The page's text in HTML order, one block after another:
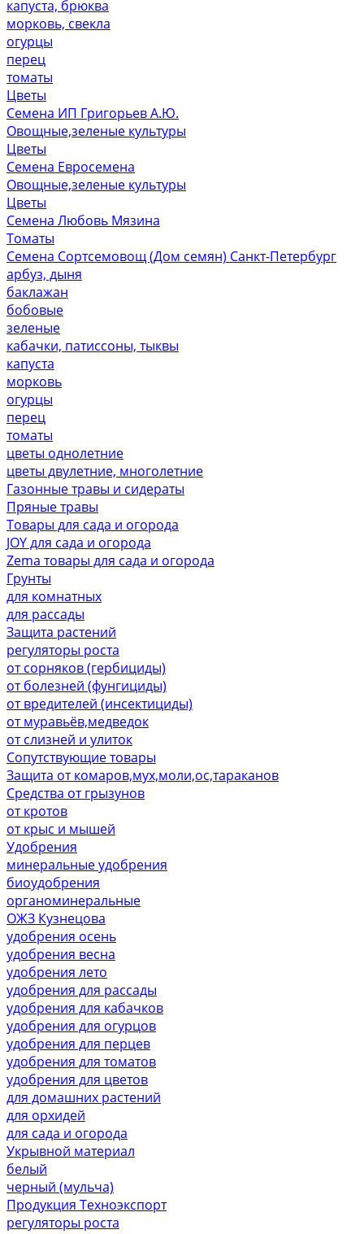
капуста, брюква
морковь, свекла
огурцы
перец
томаты
Цветы
Семена ИП Григорьев А.Ю.
Овощные,зеленые культуры
Цветы
Семена Евросемена
Овощные,зеленые культуры
Цветы
Семена Любовь Мязина
Томаты
Семена Сортсемовощ (Дом семян) Санкт-Петербург
арбуз, дыня
баклажан
бобовые
зеленые
кабачки, патиссоны, тыквы
капуста
морковь
огурцы
перец
томаты
цветы однолетние
цветы двулетние, многолетние
Газонные травы и сидераты
Пряные травы
Товары для сада и огорода
JOY для сада и огорода
Zema товары для сада и огорода
Грунты
для комнатных
для рассады
Защита растений
регуляторы роста
от сорняков (гербициды)
от болезней (фунгициды)
от вредителей (инсектициды)
от муравьёв,медведок
от слизней и улиток
Сопутствующие товары
Защита от комаров,мух,моли,ос,тараканов
Средства от грызунов
от кротов
от крыс и мышей
Удобрения
минеральные удобрения
биоудобрения
органоминеральные
ОЖЗ Кузнецова
удобрения осень
удобрения весна
удобрения лето
удобрения для рассады
удобрения для кабачков
удобрения для огурцов
удобрения для перцев
удобрения для томатов
удобрения для цветов
для домашних растений
для орхидей
для сада и огорода
Укрывной материал
белый
черный (мульча)
Продукция Техноэкспорт
регуляторы роста